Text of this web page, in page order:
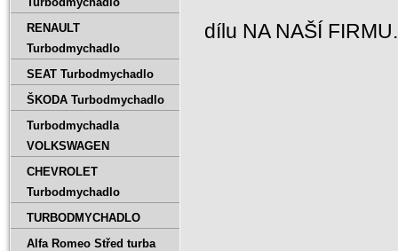
dílu NA NAŠÍ
RENAULT
Turbodmychadlo
SEAT Turbodmychadlo
ŠKODA Turbodmychadlo
Turbodmychadla
VOLKSWAGEN
CHEVROLET
Turbodmychadlo
TURBODMYCHADLO
Alfa Romeo Střed turba